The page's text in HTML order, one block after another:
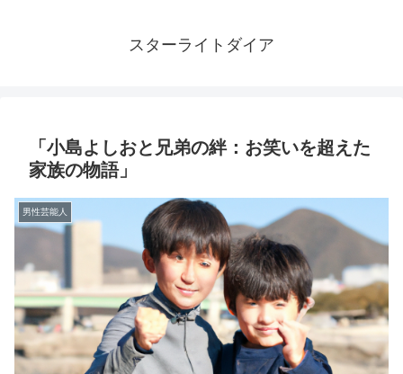
スターライトダイア
「小島よしおと兄弟の絆：お笑いを超えた
家族の物語」
男性芸能人